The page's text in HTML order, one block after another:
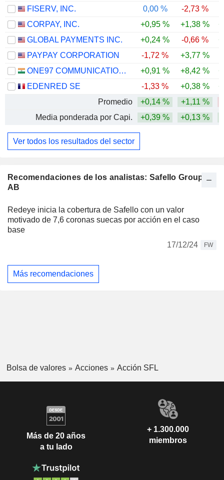
Recomendaciones de los analistas: Safello Group
AB
Redeye inicia la cobertura de Safello con un valor
motivado de 7,6 coronas suecas por acción en el caso
base
17/12/24
FW
Más recomendaciones
FISERV, INC.
0,00 % -2,73 %
CORPAY, INC.
+0,95 % +1,38 %
GLOBAL PAYMENTS INC.
+0,24 % -0,66 %
PAYPAY CORPORATION
-1,72 %
+3,77 %
ONE97 COMMUNICATIONS LIMITED
+0,91 % +8,42 %
EDENRED SE
-1,33 % +0,38 %
Promedio
+0,14 % +1,11 %
Media ponderada por Capi.
+0,39 % +0,13 %
Ver todos los resultados del sector
Bolsa de valores Acciones Acción SFL
Más de 20 años
a tu lado
+ 1.300.000
miembros